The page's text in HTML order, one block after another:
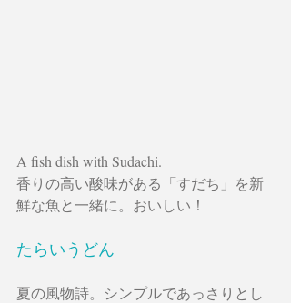
A fish dish with Sudachi.
香りの高い酸味がある「すだち」を新
鮮な魚と一緒に。おいしい！
たらいうどん
夏の風物詩。シンプルであっさりとし